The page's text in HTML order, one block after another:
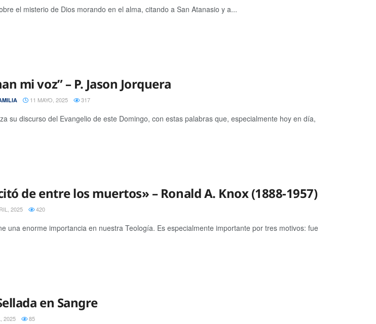
el misterio de Dios morando en el alma, citando a San Atanasio y a...
mi voz” – P. Jason Jorquera
11 MAYO, 2025 317
su discurso del Evangelio de este Domingo, con estas palabras que, especialmente hoy en día,
de entre los muertos» – Ronald A. Knox (1888-1957)
2025 420
una enorme importancia en nuestra Teología. Es especialmente importante por tres motivos: fue
en Sangre
2025 85